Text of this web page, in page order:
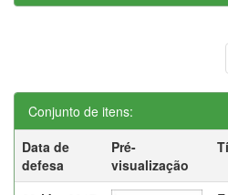
Conjunto de itens:
Data de
defesa
Pré-
visualização